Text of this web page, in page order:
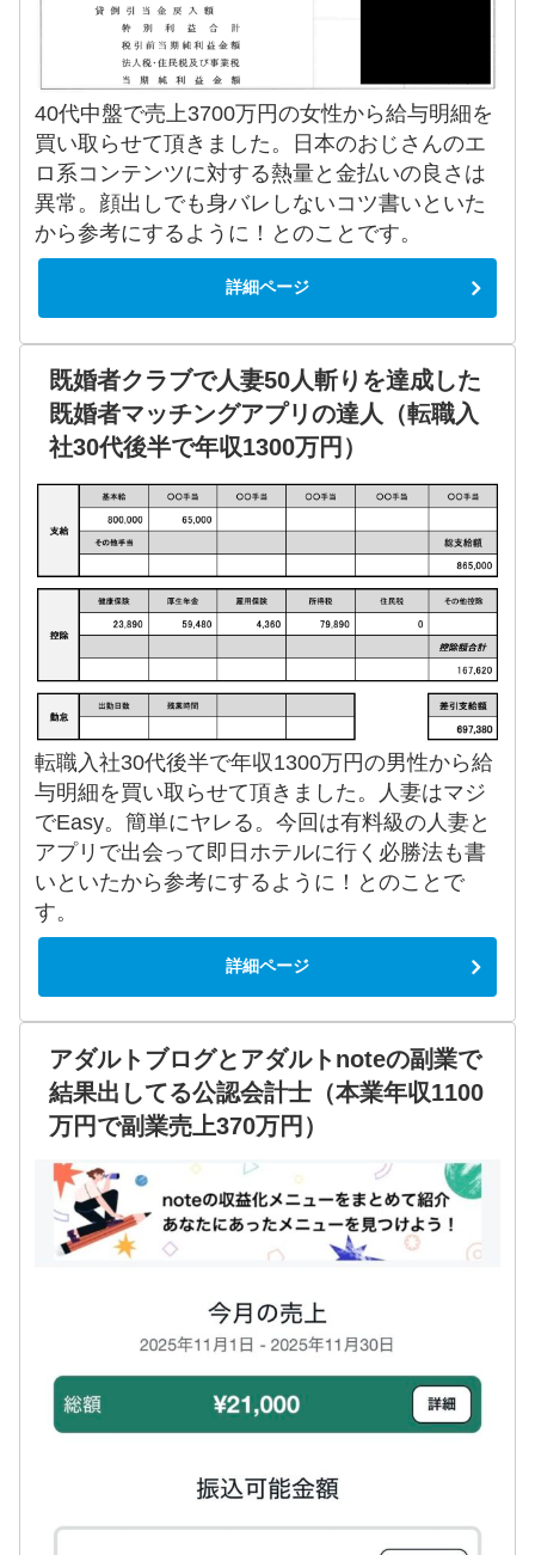
40代中盤で売上3700万円の女性から給与明細を
買い取らせて頂きました。日本のおじさんのエ
ロ系コンテンツに対する熱量と金払いの良さは
異常。顔出しでも身バレしないコツ書いといた
から参考にするように！とのことです。
詳細ページ
既婚者クラブで人妻50人斬りを達成した
既婚者マッチングアプリの達人（転職入
社30代後半で年収1300万円）
転職入社30代後半で年収1300万円の男性から給
与明細を買い取らせて頂きました。人妻はマジ
でEasy。簡単にヤレる。今回は有料級の人妻と
アプリで出会って即日ホテルに行く必勝法も書
いといたから参考にするように！とのことで
す。
詳細ページ
アダルトブログとアダルトnoteの副業で
結果出してる公認会計士（本業年収1100
万円で副業売上370万円）